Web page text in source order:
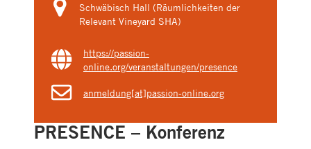
Schwäbisch Hall (Räumlichkeiten der
Relevant Vineyard SHA)
https://passion-
online.org/veranstaltungen/presence
anmeldung[at]passion-online.org
PRESENCE – Konferenz